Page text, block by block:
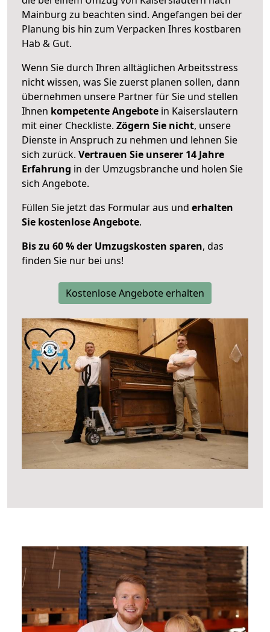
Mainburg zu beachten sind. Angefangen bei der
Planung bis hin zum Verpacken Ihres kostbaren
Hab & Gut.
Wenn Sie durch Ihren alltäglichen Arbeitsstress
nicht wissen, was Sie zuerst planen sollen, dann
übernehmen unsere Partner für Sie und stellen
Ihnen kompetente Angebote in Kaiserslautern
mit einer Checkliste. Zögern Sie nicht, unsere
Dienste in Anspruch zu nehmen und lehnen Sie
sich zurück. Vertrauen Sie unserer 14 Jahre
Erfahrung in der Umzugsbranche und holen Sie
sich Angebote.
Füllen Sie jetzt das Formular aus und erhalten
Sie kostenlose Angebote.
Bis zu 60 % der Umzugskosten sparen, das
finden Sie nur bei uns!
Kostenlose Angebote erhalten